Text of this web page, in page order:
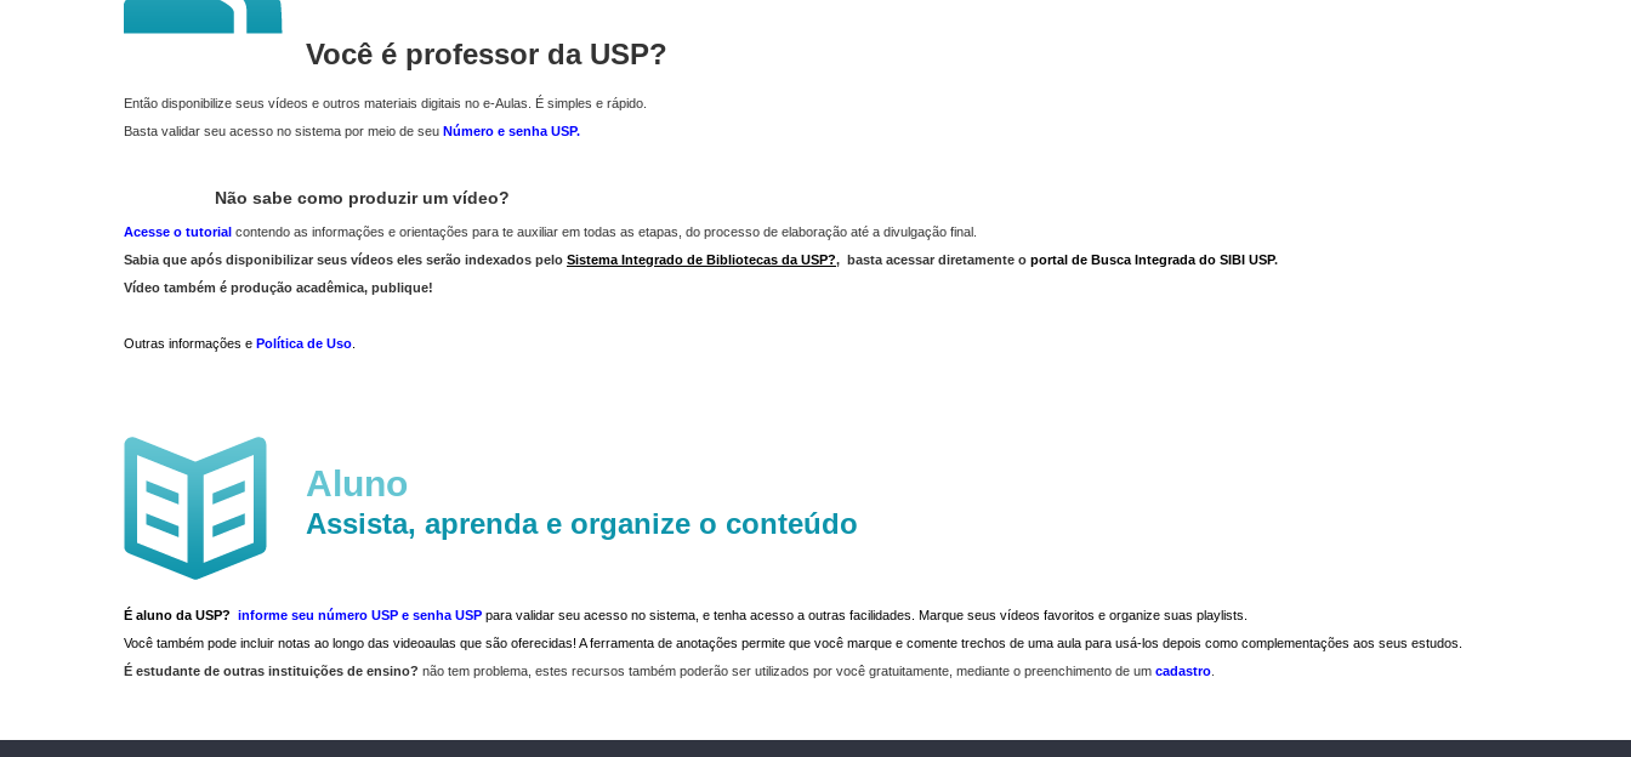
Você é professor da USP?
Então disponibilize seus vídeos e outros materiais digitais no e-Aulas. É simples e rápido.
Basta validar seu acesso no sistema por meio de seu Número e senha USP.
Não sabe como produzir um vídeo?
Acesse o tutorial contendo as informações e orientações para te auxiliar em todas as etapas, do processo de elaboração até a divulgação final.
Sabia que após disponibilizar seus vídeos eles serão indexados pelo Sistema Integrado de Bibliotecas da USP?, basta acessar diretamente o portal de Busca Integrada do SIBI USP.
Vídeo também é produção acadêmica, publique!
Outras informações e Política de Uso
Aluno
Assista, aprenda e organize o conteúdo
É aluno da USP? informe seu número USP e senha USP para validar seu acesso no sistema, e tenha acesso a outras facilidades. Marque seus vídeos favoritos e organize suas playlists.
Você também pode incluir notas ao longo das videoaulas que são oferecidas! A ferramenta de anotações permite que você marque e comente trechos de uma aula para usá-los depois como complementações aos seus estudos.
É estudante de outras instituições de ensino? não tem problema, estes recursos também poderão ser utilizados por você gratuitamente, mediante o preenchimento de um cadastro